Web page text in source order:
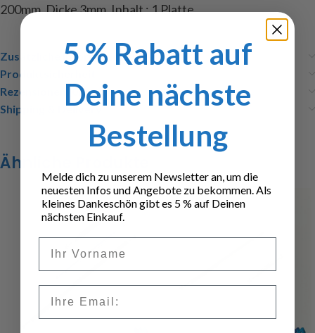
200mm, Dicke 3mm, Inhalt : 1 Platte
Zusätzliche Informationen
Produktsicherheit
Rezensionen (0)
Shipping & Delivery
Ähnliche Produkte
5 % Rabatt auf
Deine nächste
Bestellung
Melde dich zu unserem Newsletter an, um die
neuesten Infos und Angebote zu bekommen. Als
kleines Dankeschön gibt es 5 % auf Deinen
nächsten Einkauf.